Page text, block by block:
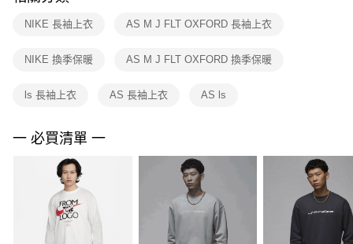
是否繳費成功／繳費後需取消欲退款等相關疑問，請聯繫「AFTEE先享後付
客戶支援中心」https://netprotections.freshdesk.com/support/home
１．透過由恩沛科技股份有限公司提供之「AFTEE先享後付」服務完成之交
權轉讓予恩沛科技股份有限公司。
３．未成年的使用者請事先徵得法定代理人或監護人之同意方可使用
「AFTEE先享後付」，若未經同意申辦者引起之損失，本公司不負相關責
４．使用「AFTEE先享後付」時，將依據個別帳號之用戶狀況，依本公司即
時審查核予不同之上限額度；若仍有額度不足之情形，本公司將視審查結果
請求用戶進行身份認證。
５．嚴禁一人註冊多個帳號或使用他人資訊註冊。若發現惡意使用之情形，
恩沛科技股份有限公司將有權停止該用戶之使用額度並採取法律行動。
NIKE 長袖上衣 AS M J FLT OXFORD 長袖上衣
NIKE 換季保暖 AS M J FLT OXFORD 換季保暖
ls 長袖上衣 AS 長袖上衣 AS ls
一 必買清單 一